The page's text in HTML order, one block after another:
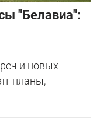
"Белавиа":
и новых
планы,